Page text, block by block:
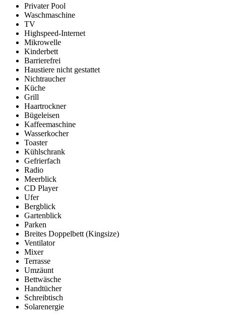
Privater Pool
Waschmaschine
TV
Highspeed-Internet
Mikrowelle
Kinderbett
Barrierefrei
Haustiere nicht gestattet
Nichtraucher
Küche
Grill
Haartrockner
Bügeleisen
Kaffeemaschine
Wasserkocher
Toaster
Kühlschrank
Gefrierfach
Radio
Meerblick
CD Player
Ufer
Bergblick
Gartenblick
Parken
Breites Doppelbett (Kingsize)
Ventilator
Mixer
Terrasse
Umzäunt
Bettwäsche
Handtücher
Schreibtisch
Solarenergie